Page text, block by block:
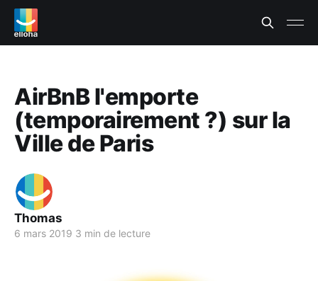
AirBnB l'emporte
(temporairement ?) sur la
Ville de Paris
Thomas
6 mars 2019 3 min de lecture